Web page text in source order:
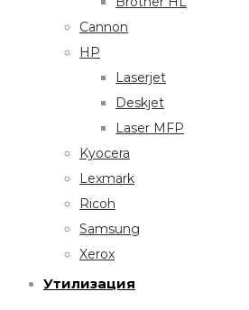
Cannon
HP
Laserjet
Deskjet
Laser MFP
Kyocera
Lexmark
Ricoh
Samsung
Xerox
Утилизация